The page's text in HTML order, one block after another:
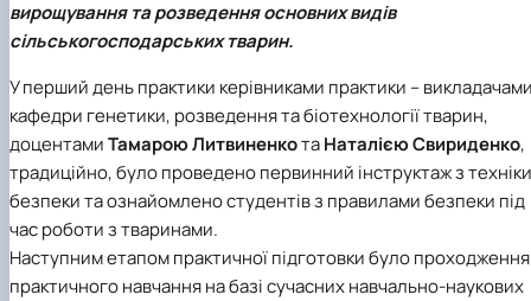
(MOOCs)
SEB-2025
University Research Services Catalogue
Learning
Faculty of Design and Engineering
Faculty of Economics
Management
Faculty of Humanities and Pedagogy
Faculty of Information Technologies
Faculty of Land Management
Faculty of Law
Faculty of Veterinary Medicine
Mechanical and Technological Faculty
Faculty of Plant Protection, Biotechnology
Ecology
Farm named after O.V. Muzychenko
Educational and Research Farm «Vorzel»
Science
Research Institute of Forestry and
Research Institute of Technology and
Animal Products
Research and Design Institute of
Standardisation and Technologies of Eco-Safe
Organic Products
Ukrainian Laboratory of Quality and Safety of
Agricultural Products
Ukrainian Research Institute of Agricultural
Radiology
Architecture and Design
Berezhany Agrotechnical Institute
Bobrovytsia Professional College named after
Mainova
Boyarka College of Ecology and Natural
Resources
Crimean Agro-Industrial College
Crimean Technical College of Land
and Agricultural Mechanisation
Irpin Professional College
Mukachevo Professional College
International Students Office
вирощування та розведення основних видів
сільськогосподарських тварин.
У перший день практики керівниками практики –
кафедри генетики, розведення та біотехнології тварин,
доцентамиТамарою ЛитвиненкотаНаталією Свириденко,
традиційно, було проведено первинний інструктаж з техніки
безпеки та ознайомлено студентів з правилами безпеки під
час роботи з тваринами.
Наступним етапом практичної підготовки було проходження
практичного навчання на базі сучасних навчально-наукових